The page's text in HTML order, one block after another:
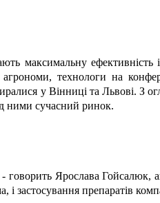
максимальну ефективність
технологи на
у Вінниці та Львові. З
ними сучасний ринок.
говорить Ярослава
і застосування препаратів